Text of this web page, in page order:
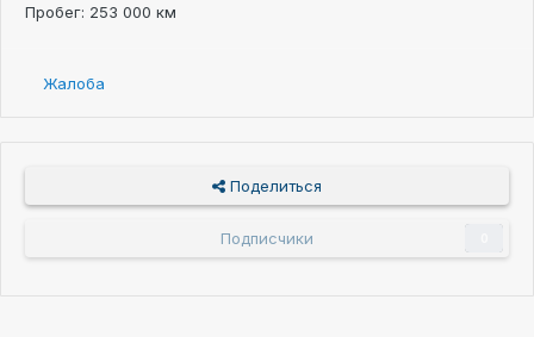
Пробег: 253 000 км
Жалоба
Поделиться
Подписчики